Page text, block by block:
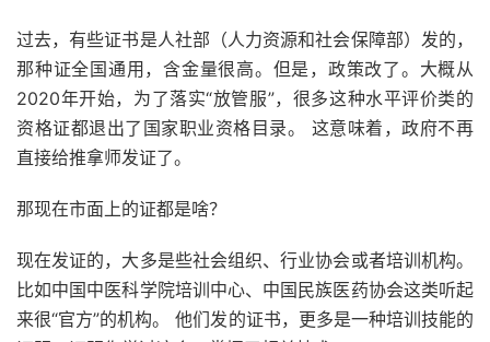
过去，有些证书是人社部（人力资源和社会保障部）发的，
那种证全国通用，含金量很高。但是，政策改了。大概从
2020年开始，为了落实“放管服”，很多这种水平评价类的
资格证都退出了国家职业资格目录。 这意味着，政府不再
直接给推拿师发证了。
那现在市面上的证都是啥？
现在发证的，大多是些社会组织、行业协会或者培训机构。
比如中国中医科学院培训中心、中国民族医药协会这类听起
来很“官方”的机构。 他们发的证书，更多是一种培训技能的